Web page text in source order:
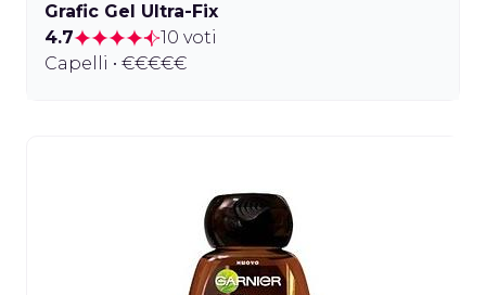
Grafic Gel Ultra-Fix
4.7
10 voti
Capelli • €€€€€